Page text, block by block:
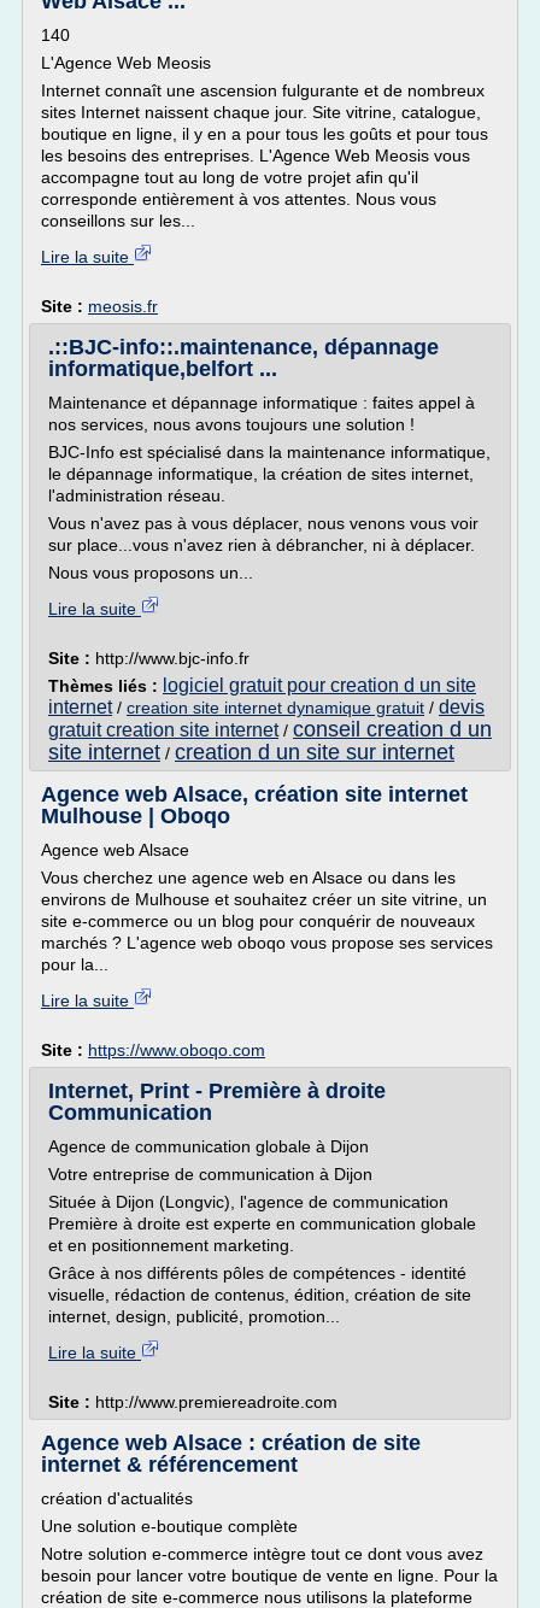
140
L'Agence Web Meosis
Internet connaît une ascension fulgurante et de nombreux
sites Internet naissent chaque jour. Site vitrine, catalogue,
boutique en ligne, il y en a pour tous les goûts et pour tous
les besoins des entreprises. L'Agence Web Meosis vous
accompagne tout au long de votre projet afin qu'il
corresponde entièrement à vos attentes. Nous vous
conseillons sur les...
Lire la suite
Site : meosis.fr
.::BJC-info::.maintenance, dépannage
informatique,belfort ...
Maintenance et dépannage informatique : faites appel à
nos services, nous avons toujours une solution !
BJC-Info est spécialisé dans la maintenance informatique,
le dépannage informatique, la création de sites internet,
l'administration réseau.
Vous n'avez pas à vous déplacer, nous venons vous voir
sur place...vous n'avez rien à débrancher, ni à déplacer.
Nous vous proposons un...
Lire la suite
Site : http://www.bjc-info.fr
Thèmes liés : logiciel gratuit pour creation d un site
internet/ creation site internet dynamique gratuit / devis
gratuit creation site internet/ conseil creation d un
site internet / creation d un site sur internet
Agence web Alsace, création site internet
Mulhouse | Oboqo
Agence web Alsace
Vous cherchez une agence web en Alsace ou dans les
environs de Mulhouse et souhaitez créer un site vitrine, un
site e-commerce ou un blog pour conquérir de nouveaux
marchés ? L'agence web oboqo vous propose ses services
pour la...
Lire la suite
Site : https://www.oboqo.com
Internet, Print - Première à droite
Communication
Agence de communication globale à Dijon
Votre entreprise de communication à Dijon
Située à Dijon (Longvic), l'agence de communication
Première à droite est experte en communication globale
et en positionnement marketing.
Grâce à nos différents pôles de compétences - identité
visuelle, rédaction de contenus, édition, création de site
internet, design, publicité, promotion...
Lire la suite
Site : http://www.premiereadroite.com
Agence web Alsace : création de site
internet & référencement
création d'actualités
Une solution e-boutique complète
Notre solution e-commerce intègre tout ce dont vous avez
besoin pour lancer votre boutique de vente en ligne. Pour la
création de site e-commerce nous utilisons la plateforme